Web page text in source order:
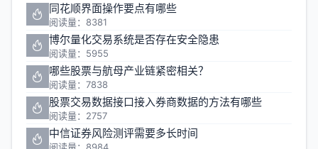
同花顺界面操作要点有哪些
阅读量：8381
博尔量化交易系统是否存在安全隐患
阅读量：5955
哪些股票与航母产业链紧密相关？
阅读量：7838
股票交易数据接口接入券商数据的方法有哪些
阅读量：2757
中信证券风险测评需要多长时间
阅读量：8984